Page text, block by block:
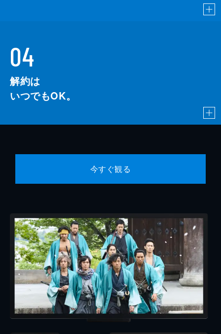
04
解約は
いつでもOK。
今すぐ観る